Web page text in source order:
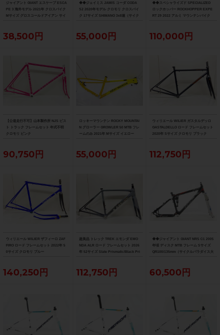
ジャイアント GIANT エスケープ ESCA
PE 3 海外モデル 2021年 クロスバイク
Mサイズ グロスコールドアイアン サイ
38,500円
◆◆ジェイミス JAMIS コーダ CODA
S2 2020年モデル クロモリ クロスバイ
ク 17サイズ SHIMANO 3x8速（サイク
55,000円
◆◆スペシャライズド SPECIALIZED
ロックホッパー ROCKHOPPER EXPE
RT 29 2022 アルミ マウンテンバイク
送）
110,000円
【公道走行不可】山本製作所 NJS ピス
ト トラック フレームセット 年式不明
クロモリ ピンク
90,750円
ロッキーマウンテン ROCKY MOUNTAI
N グローラー GROWLER 50 MTB フレ
ームのみ 2021年 Mサイズ イエロー
55,000円
ウィリエール WILIER ガスタルデッロ
GASTALDELLO ロード フレームセット
2020年 Sサイズ クロモリ ブラック
112,750円
ウィリエール WILIER ザフィーロ ZAF
FIRO ロード フレームセット 2022年 5
0サイズ クロモリ ブルー
140,250円
超美品 トレック TREK エモンダ EMO
NDA ALR ロード フレームセット 2026
年 52サイズ Slate Prismatic/Black Pri
112,750円
◆◆ジャイアント GIANT NRS C1 2005
年頃 ディスク MTB フレーム Sサイズ
QR100/135mm（サイクルパラダイス大
60,500円